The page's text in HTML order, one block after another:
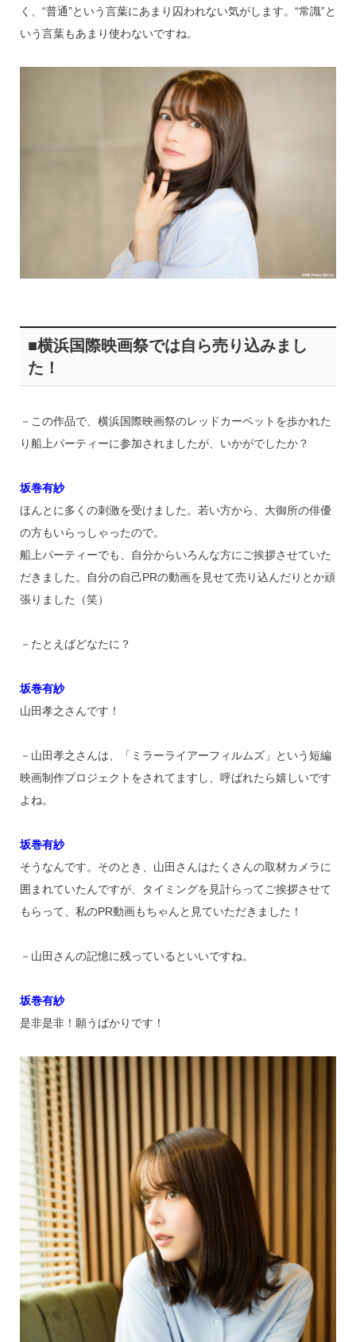
く、“普通”という言葉にあまり囚われない気がします。“常識”と
いう言葉もあまり使わないですね。
■横浜国際映画祭では自ら売り込みまし
た！
－この作品で、横浜国際映画祭のレッドカーペットを歩かれた
り船上パーティーに参加されましたが、いかがでしたか？
坂巻有紗
ほんとに多くの刺激を受けました。若い方から、大御所の俳優
の方もいらっしゃったので。
船上パーティーでも、自分からいろんな方にご挨拶させていた
だきました。自分の自己PRの動画を見せて売り込んだりとか頑
張りました（笑）
－たとえばどなたに？
坂巻有紗
山田孝之さんです！
－山田孝之さんは、「ミラーライアーフィルムズ」という短編
映画制作プロジェクトをされてますし、呼ばれたら嬉しいです
よね。
坂巻有紗
そうなんです。そのとき、山田さんはたくさんの取材カメラに
囲まれていたんですが、タイミングを見計らってご挨拶させて
もらって、私のPR動画もちゃんと見ていただきました！
－山田さんの記憶に残っているといいですね。
坂巻有紗
是非是非！願うばかりです！